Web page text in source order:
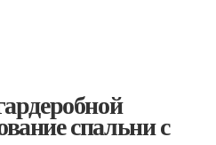
спальни с